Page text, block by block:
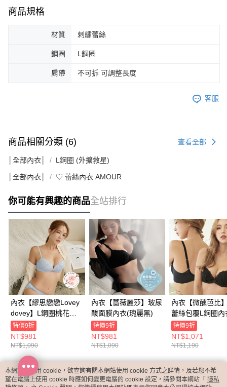
商品規格
材質 刺繡蕾絲
鋼圈 L鋼圈
肩帶 不可拆 可調整長度
客服
商品相關分類 (6) 查看全部
│全部內衣│ L鋼圈 (外擴救星)
│全部內衣│ ♡ 蕾絲內衣 AMOUR
你可能有興趣的商品全站排行
內衣【繆思戀戀Lovey
dovey】L鋼圈桃花蕾
絲內衣​(星燦藍)
特價9折
NT$981
NT$1,090
內衣【薔薇麗莎】玻尿
酸面膜內衣(瑰麗黑)
特價9折
NT$981
NT$1,090
內衣【微醺芭比
蕾絲包覆L鋼圈內
望黑)
特價9折
NT$1,071
NT$1,190
熱門標籤
本網站中使用 cookie，欲查詢有關本網站使用 cookie 方式之詳情，及若您不希
望在電腦上使用 cookie 時應如何變更電腦的 cookie 設定，請參閱本網站「 隱私